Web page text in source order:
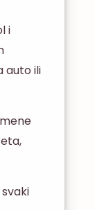
i
auto ili